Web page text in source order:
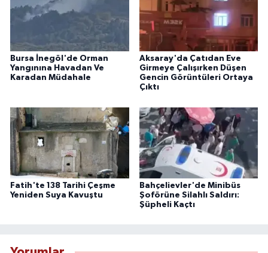
Bursa İnegöl'de Orman
Yangınına Havadan Ve
Karadan Müdahale
Aksaray'da Çatıdan Eve
Girmeye Çalışırken Düşen
Gencin Görüntüleri Ortaya
Çıktı
Fatih'te 138 Tarihi Çeşme
Yeniden Suya Kavuştu
Bahçelievler'de Minibüs
Şoförüne Silahlı Saldırı:
Şüpheli Kaçtı